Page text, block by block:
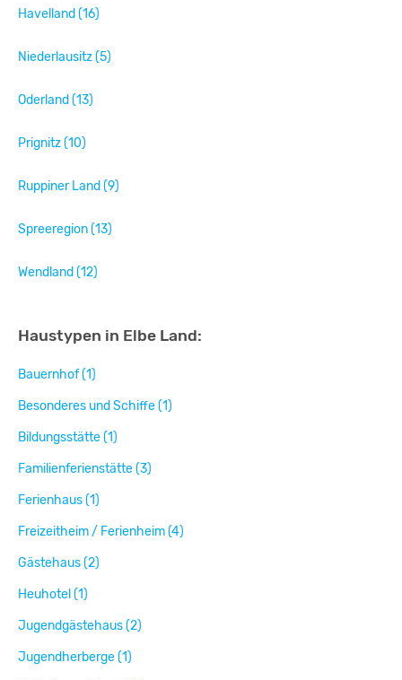
Havelland (16)
Niederlausitz (5)
Oderland (13)
Prignitz (10)
Ruppiner Land (9)
Spreeregion (13)
Wendland (12)
Haustypen in Elbe Land:
Bauernhof (1)
Besonderes und Schiffe (1)
Bildungsstätte (1)
Familienferienstätte (3)
Ferienhaus (1)
Freizeitheim / Ferienheim (4)
Gästehaus (2)
Heuhotel (1)
Jugendgästehaus (2)
Jugendherberge (1)